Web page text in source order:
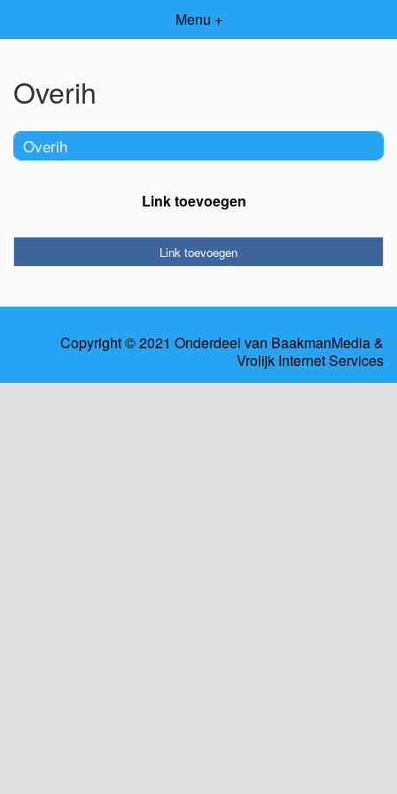
Menu +
Overih
Overih
Link toevoegen
Link toevoegen
Copyright © 2021 Onderdeel van BaakmanMedia&
Vrolijk Internet Services